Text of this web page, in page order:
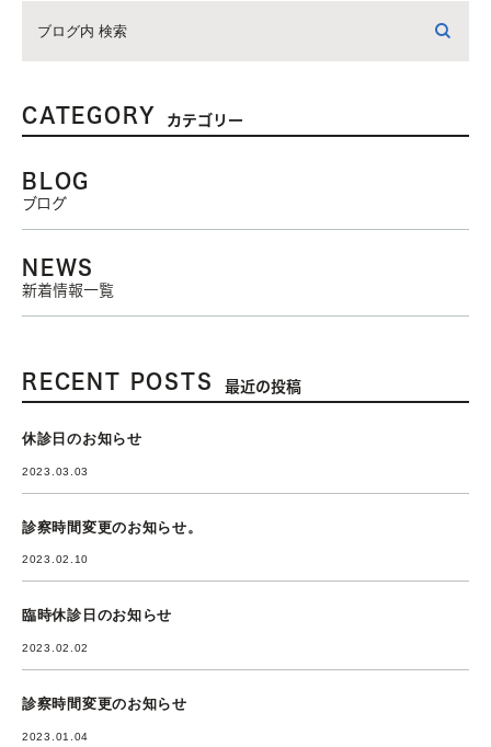
CATEGORY カテゴリー
BLOG
ブログ
NEWS
新着情報一覧
RECENT POSTS 最近の投稿
休診日のお知らせ
2023.03.03
診察時間変更のお知らせ。
2023.02.10
臨時休診日のお知らせ
2023.02.02
診察時間変更のお知らせ
2023.01.04